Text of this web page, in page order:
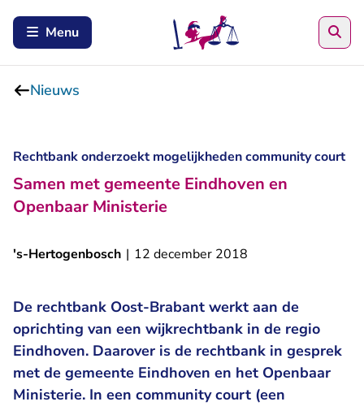
Menu
Nieuws
Rechtbank onderzoekt mogelijkheden community court
Samen met gemeente Eindhoven en
Openbaar Ministerie
's-Hertogenbosch | 12 december 2018
De rechtbank Oost-Brabant werkt aan de
oprichting van een wijkrechtbank in de regio
Eindhoven. Daarover is de rechtbank in gesprek
met de gemeente Eindhoven en het Openbaar
Ministerie. In een community court (een